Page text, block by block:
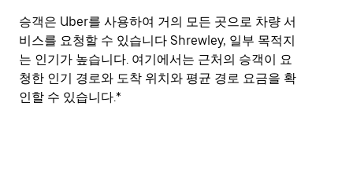
승객은 Uber를 사용하여 거의 모든 곳으로 차량 서
비스를 요청할 수 있습니다 Shrewley, 일부 목적지
는 인기가 높습니다. 여기에서는 근처의 승객이 요
청한 인기 경로와 도착 위치와 평균 경로 요금을 확
인할 수 있습니다.*